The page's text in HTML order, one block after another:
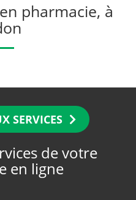
pharmacie, à
SERVICES
de votre
en ligne